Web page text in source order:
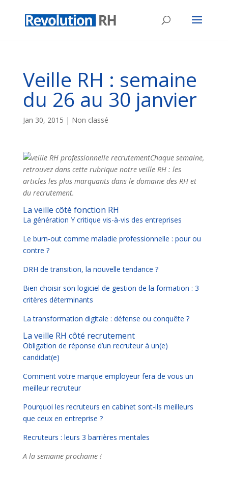
Veille RH : semaine
du 26 au 30 janvier
Jan 30, 2015 | Non classé
Chaque semaine,
retrouvez dans cette rubrique notre veille RH : les
articles les plus marquants dans le domaine des RH et
du recrutement.
La veille côté fonction RH
La génération Y critique vis-à-vis des entreprises
Le burn-out comme maladie professionnelle : pour ou
contre ?
DRH de transition, la nouvelle tendance ?
Bien choisir son logiciel de gestion de la formation : 3
critères déterminants
La transformation digitale : défense ou conquête ?
La veille RH côté recrutement
Obligation de réponse d’un recruteur à un(e)
candidat(e)
Comment votre marque employeur fera de vous un
meilleur recruteur
Pourquoi les recruteurs en cabinet sont-ils meilleurs
que ceux en entreprise ?
Recruteurs : leurs 3 barrières mentales
A la semaine prochaine !